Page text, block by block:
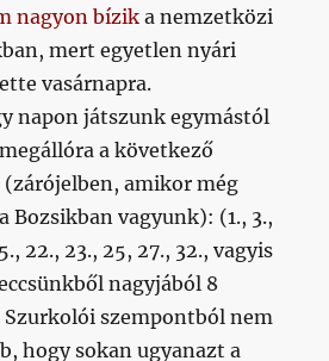
nagyon bízik a nemzetközi
mert egyetlen nyári
vasárnapra.
napon játszunk egymástól
a következő
amikor még
a Bozsikban vagyunk): (1., 3.,
22., 23., 25, 27., 32., vagyis
nagyjából 8
szempontból nem
hogy sokan ugyanazt a